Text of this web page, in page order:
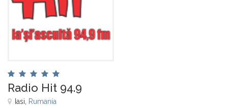
Radio Hit 94.9
Iasi, Rumanía